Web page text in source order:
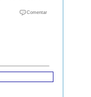
Comentar